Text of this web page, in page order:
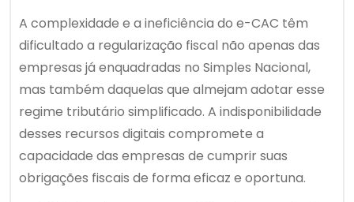
A complexidade e a ineficiência do e-CAC têm
dificultado a regularização fiscal não apenas das
empresas já enquadradas no Simples Nacional,
mas também daquelas que almejam adotar esse
regime tributário simplificado. A indisponibilidade
desses recursos digitais compromete a
capacidade das empresas de cumprir suas
obrigações fiscais de forma eficaz e oportuna.